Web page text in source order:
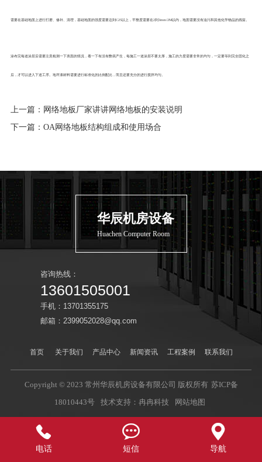
需要在基础地面上进行打磨、修补、清理，基础地面的强度需要达到C25以上，平整度需要在2到3mm/2M以内，地面需要没有油污和其他化学物品的残留。
涂布完每道涂层后需要注意检测一下表面的情况，看一下有没有弊病产生，每施工一道涂层不要太厚，施工的力度需要非常的均匀，一定要等到完全固化之
后，才可以进入下道工序。地坪漆材料需要进行标准化的比例配比，而且还要充分的进行搅拌均匀。
上一篇： 网络地板厂家讲讲网络地板的安装说明
下一篇： OA网络地板结构组成和使用场合
华辰机房设备
Huachen Computer Room
咨询热线：
13601505001
手机：13701355175
邮箱：2399052028@qq.com
首页 关于我们 产品中心 新闻资讯 工程案例 联系我们
Copyright © 2023 常州华辰机房设备有限公司 版权所有 苏ICP备
18010443号
技术支持：冉冉科技 网站地图

电话

短信

导航